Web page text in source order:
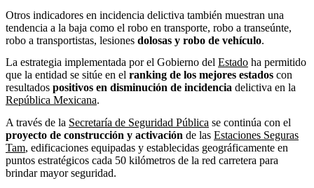
Otros indicadores en incidencia delictiva también muestran una
tendencia a la baja como el robo en transporte, robo a transeúnte,
robo a transportistas, lesiones dolosas y robo de vehículo.
La estrategia implementada por el Gobierno del Estado ha permitido
que la entidad se sitúe en el ranking de los mejores estados con
resultados positivos en disminución de incidencia delictiva en la
República Mexicana.
A través de la Secretaría de Seguridad Pública se continúa con el
proyecto de construcción y activación de las Estaciones Seguras
Tam, edificaciones equipadas y establecidas geográficamente en
puntos estratégicos cada 50 kilómetros de la red carretera para
brindar mayor seguridad.